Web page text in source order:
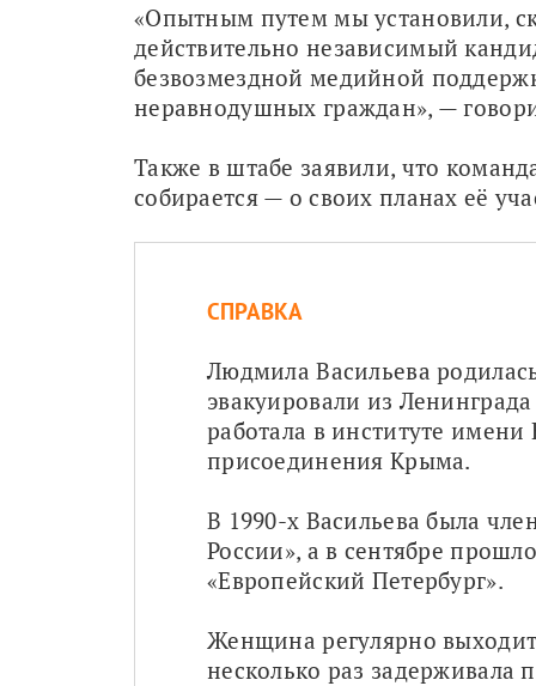
«Опытным путем мы установили,
действительно независимый
безвозмездной медийной
неравнодушных граждан», —
Также в штабе заявили, что
собирается — о своих планах её
СПРАВКА
Людмила Васильева
эвакуировали из
работала в институте
присоединения Крыма.
В 1990-х Васильева была
России», а в сентябре
«Европейский Петербург».
Женщина регулярно
несколько раз задерживала